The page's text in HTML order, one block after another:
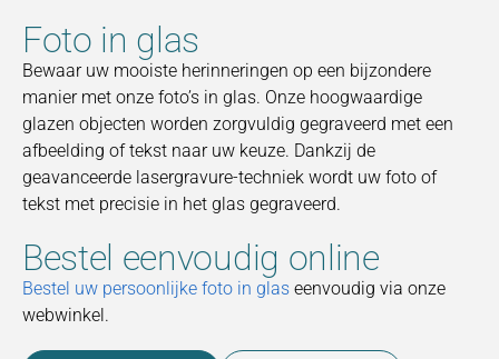
Foto in glas
Bewaar uw mooiste herinneringen op een bijzondere
manier met onze foto’s in glas. Onze hoogwaardige
glazen objecten worden zorgvuldig gegraveerd met een
afbeelding of tekst naar uw keuze. Dankzij de
geavanceerde lasergravure-techniek wordt uw foto of
tekst met precisie in het glas gegraveerd.
Bestel eenvoudig online
Bestel uw persoonlijke foto in glas eenvoudig via onze
webwinkel.